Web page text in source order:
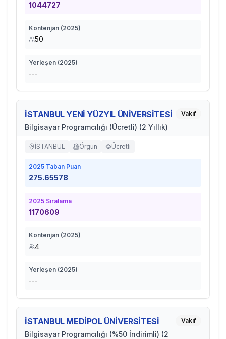
1044727
Kontenjan (2025)
50
Yerleşen (2025)
---
İSTANBUL YENİ YÜZYIL ÜNİVERSİTESİ
Bilgisayar Programcılığı (Ücretli) (2 Yıllık)
Vakıf
İSTANBUL Örgün Ücretli
2025 Taban Puan
275.65578
2025 Sıralama
1170609
Kontenjan (2025)
4
Yerleşen (2025)
---
İSTANBUL MEDİPOL ÜNİVERSİTESİ
Bilgisayar Programcılığı (%50 İndirimli) (2
Vakıf